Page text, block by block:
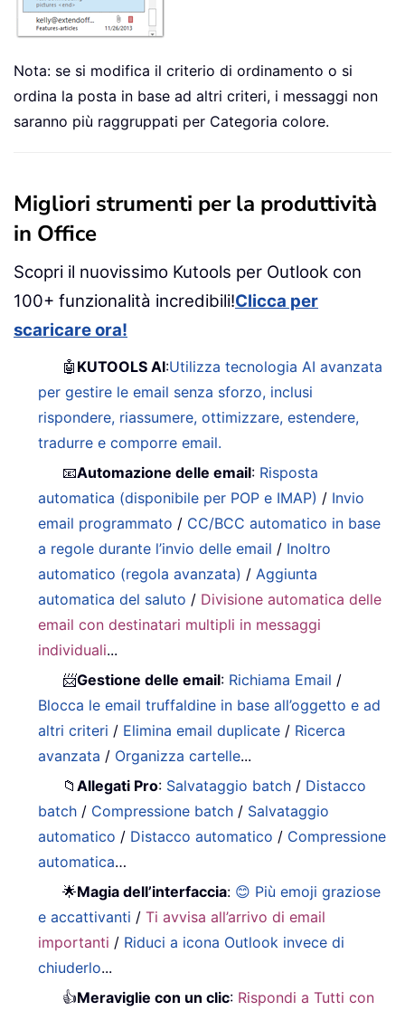
Nota: se si modifica il criterio di ordinamento o si
ordina la posta in base ad altri criteri, i messaggi non
saranno più raggruppati per Categoria colore.
Migliori strumenti per la produttività
in Office
Scopri il nuovissimo Kutools per Outlook con
100+ funzionalità incredibili!Clicca per
scaricare ora!
🤖 KUTOOLS AI:Utilizza tecnologia AI avanzata
per gestire le email senza sforzo, inclusi
rispondere, riassumere, ottimizzare, estendere,
tradurre e comporre email.
📧Automazione delle email: Risposta
automatica (disponibile per POP e IMAP) / Invio
email programmato / CC/BCC automatico in base
a regole durante l’invio delle email / Inoltro
automatico (regola avanzata) /Aggiunta
automatica del saluto / Divisione automatica delle
email con destinatari multipli in messaggi
individuali...
📨Gestione delle email: Richiama Email /
Blocca le email truffaldine in base all’oggetto e ad
altri criteri / Elimina email duplicate / Ricerca
avanzata / Organizza cartelle...
📁Allegati Pro: Salvataggio batch / Distacco
batch / Compressione batch / Salvataggio
automatico / Distacco automatico / Compressione
automatica…
🌟Magia dell’interfaccia: 😊 Più emoji graziose
e accattivanti /Ti avvisa all’arrivo di email
importanti / Riduci a icona Outlook invece di
chiuderlo...
👍Meraviglie con un clic: Rispondi a Tutti con